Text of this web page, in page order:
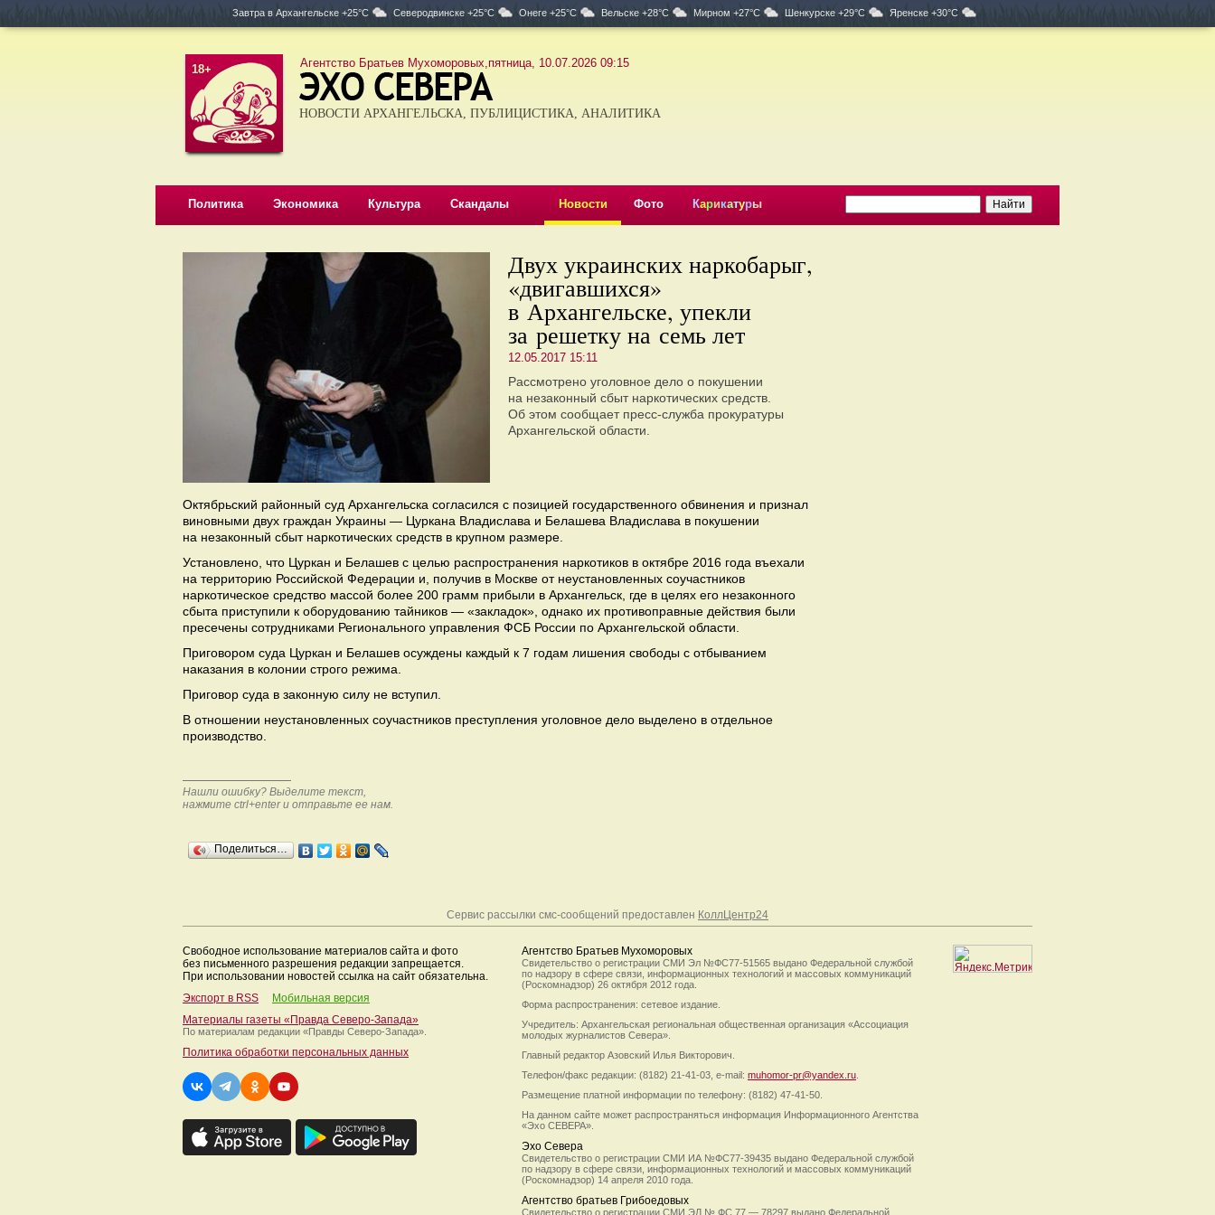
Завтра в Архангельске +25°C Северодвинске +25°C Онеге +25°C Вельске +28°C Мирном +27°C Шенкурске +29°C Яренске +30°C
18+ Агентство Братьев Мухоморовых,пятница, 10.07.2026 09:15
НОВОСТИ АРХАНГЕЛЬСКА, ПУБЛИЦИСТИКА, АНАЛИТИКА
Политика Экономика Культура Скандалы Новости Фото Карикатуры
Двух украинских наркобарыг,
«двигавшихся»
в Архангельске, упекли
за решетку на семь лет
12.05.2017 15:11
Рассмотрено уголовное дело о покушении
на незаконный сбыт наркотических средств.
Об этом сообщает пресс-служба прокуратуры
Архангельской области.
Октябрьский районный суд Архангельска согласился с позицией государственного обвинения и признал
виновными двух граждан Украины — Цуркана Владислава и Белашева Владислава в покушении
на незаконный сбыт наркотических средств в крупном размере.
Установлено, что Цуркан и Белашев с целью распространения наркотиков в октябре 2016 года въехали
на территорию Российской Федерации и, получив в Москве от неустановленных соучастников
наркотическое средство массой более 200 грамм прибыли в Архангельск, где в целях его незаконного
сбыта приступили к оборудованию тайников — «закладок», однако их противоправные действия были
пресечены сотрудниками Регионального управления ФСБ России по Архангельской области.
Приговором суда Цуркан и Белашев осуждены каждый к 7 годам лишения свободы с отбыванием
наказания в колонии строго режима.
Приговор суда в законную силу не вступил.
В отношении неустановленных соучастников преступления уголовное дело выделено в отдельное
производство.
Нашли ошибку? Выделите текст,
нажмите ctrl+enter и отправьте ее нам.
Поделиться…
Сервис рассылки смс-сообщений предоставлен КоллЦентр24
Свободное использование материалов сайта и фото
без письменного разрешения редакции запрещается.
При использовании новостей ссылка на сайт обязательна.
Экспорт в RSS
Мобильная версия
Материалы газеты «Правда Северо-Запада»
По материалам редакции «Правды Северо-Запада».
Политика обработки персональных данных
Агентство Братьев Мухоморовых
Свидетельство о регистрации СМИ Эл №ФС77-51565 выдано Федеральной службой
по надзору в сфере связи, информационных технологий и массовых коммуникаций
(Роскомнадзор) 26 октября 2012 года.
Форма распространения: сетевое издание.
Учредитель: Архангельская региональная общественная организация «Ассоциация
молодых журналистов Севера».
Главный редактор Азовский Илья Викторович.
Телефон/факс редакции: (8182) 21-41-03, e-mail: muhomor-pr@yandex.ru
Размещение платной информации по телефону: (8182) 47-41-50.
На данном сайте может распространяться информация Информационного Агентства
«Эхо СЕВЕРА».
Эхо Севера
Свидетельство о регистрации СМИ ИА №ФС77-39435 выдано Федеральной службой
по надзору в сфере связи, информационных технологий и массовых коммуникаций
(Роскомнадзор) 14 апреля 2010 года.
Агентство братьев Грибоедовых
Свидетельство о регистрации СМИ ЭЛ № ФС 77 — 78297 выдано Федеральной